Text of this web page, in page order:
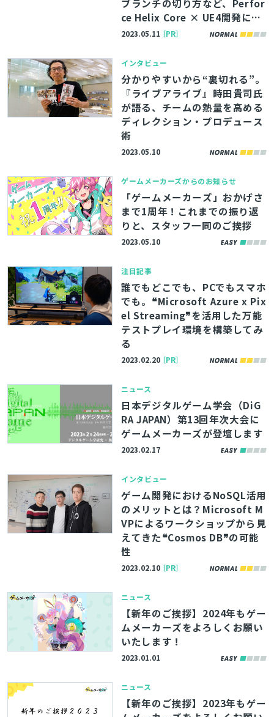
ブランチの切り方など、Perfor
ce Helix Core × UE4開発にお
けるバージョン管理の思想を聞
2023.05.11［PR］
インタビュー
分かりやすいから“裏切れる”。
『ライブアライブ』時田貴司氏
が語る、チームの熱量を高める
ディレクション・プロデュース
術
2023.05.10
ゲームメーカーズからのお知らせ
「ゲームメーカーズ」おかげさ
まで1周年！これまでの振り返
りと、スタッフ一同のご挨拶
2023.05.10
注目記事
誰でもどこでも、PCでもスマホ
でも。❝Microsoft Azure x Pix
el Streaming❞を活用した万能
テストプレイ環境を構築してみ
る
2023.02.20［PR］
ニュース
日本デジタルゲーム学会（DiG
RA JAPAN）第13回年次大会に
ゲームメーカーズが登壇します
2023.02.17
インタビュー
ゲーム開発におけるNoSQL活用
のメリットとは？Microsoft M
VPによるワークショップから見
えてきた❝Cosmos DB❞の可能
性
2023.02.10［PR］
ニュース
【新年のご挨拶】2024年もゲー
ムメーカーズをよろしくお願い
いたします！
2023.01.01
ニュース
【新年のご挨拶】2023年もゲー
検索